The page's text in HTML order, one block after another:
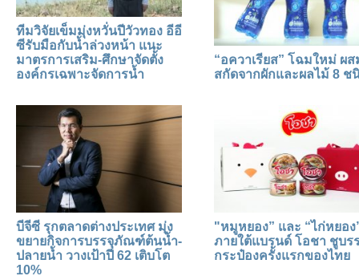
ทีมวิจัยเข็มมุ่งหวั่นปีวัวทอง อีอี
ซีรับมือกับน้ำล่วงหน้า แนะ
มาตรการเสริม-ศึกษาจัดตั้ง
องค์กรเฉพาะจัดการน้ำ
บีจีซี รุกตลาดต่างประเทศ มุ่ง
ขยายกิจการบรรจุภัณฑ์ต้นน้ำ-
ปลายน้ำ วางเป้าปี 62 เติบโต
10%
“อควาเรียส” โฉมใหม่ ผ
สกัดจากผักและผลไม้ 8 ช
"หมูหยอง” และ “ไก่หยอง
ภายใต้แบรนด์ โอชา ชูบร
กระป๋องครั้งแรกของไทย